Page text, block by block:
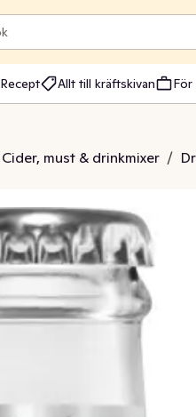
Recept Allt till kräftskivan För
Cider, must & drinkmixer /